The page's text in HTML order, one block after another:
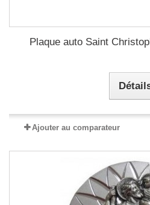
Plaque auto Saint
Ajouter au comparateur